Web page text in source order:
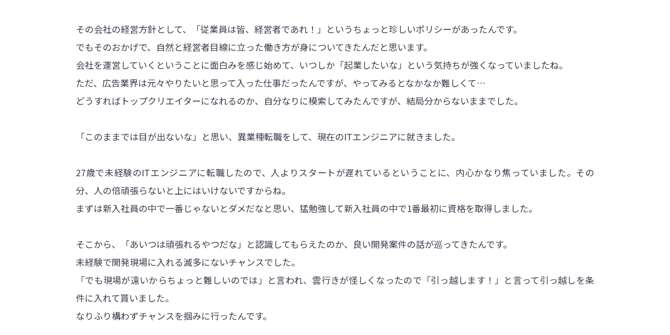
その会社の経営方針として、「従業員は皆、経営者であれ！」というちょっと珍しいポリシーがあったんです。
でもそのおかげで、自然と経営者目線に立った働き方が身についてきたんだと思います。
会社を運営していくということに面白みを感じ始めて、いつしか「起業したいな」という気持ちが強くなっていましたね。
ただ、広告業界は元々やりたいと思って入った仕事だったんですが、やってみるとなかなか難しくて…
どうすればトップクリエイターになれるのか、自分なりに模索してみたんですが、結局分からないままでした。
「このままでは目が出ないな」と思い、異業種転職をして、現在のITエンジニアに就きました。
27歳で未経験のITエンジニアに転職したので、人よりスタートが遅れているということに、内心かなり焦っていました。その
分、人の倍頑張らないと上にはいけないですからね。
まずは新入社員の中で一番じゃないとダメだなと思い、猛勉強して新入社員の中で1番最初に資格を取得しました。
そこから、「あいつは頑張れるやつだな」と認識してもらえたのか、良い開発案件の話が巡ってきたんです。
未経験で開発現場に入れる滅多にないチャンスでした。
「でも現場が遠いからちょっと難しいのでは」と言われ、雲行きが怪しくなったので「引っ越します！」と言って引っ越しを条
件に入れて貰いました。
なりふり構わずチャンスを掴みに行ったんです。